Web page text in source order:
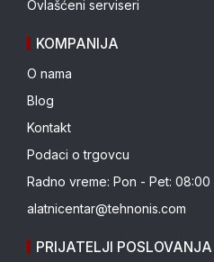
Ovlašćeni serviseri
KOMPANIJA
O nama
Blog
Kontakt
Podaci o trgovcu
Radno vreme: Pon - Pet: 08:00
alatnicentar@tehnonis.com
PRIJATELJI POSLOVANJA